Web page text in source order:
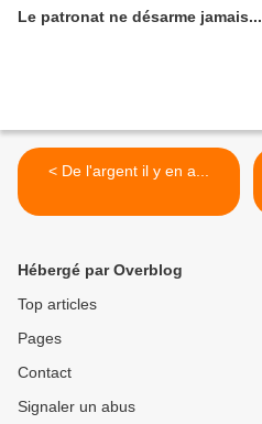
Le patronat ne désarme jamais...
< De l'argent il y en a...
Hébergé par Overblog
Top articles
Pages
Contact
Signaler un abus